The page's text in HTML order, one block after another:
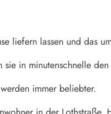
liefern lassen und das
in minutenschnelle
immer beliebter.